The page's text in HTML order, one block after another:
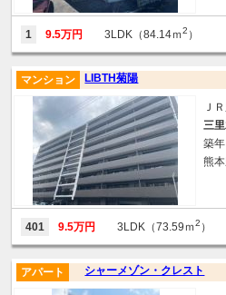
1 9.5万円 3LDK（84.14ｍ2 ）
LIBTH菊陽
マンション
Ｊ
三
築
熊
401 9.5万円 3LDK（73.59ｍ2 ）
シャーメゾン・クレスト
アパート